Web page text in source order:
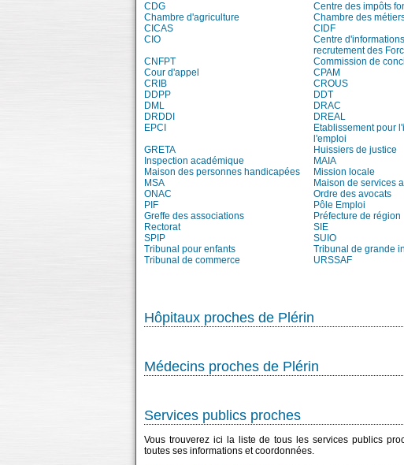
CDG
Centre des impôts
Chambre d'agriculture
Chambre des
CICAS
CIDF
CIO
Centre
recrutement des
CNFPT
Commission de
Cour d'appel
CPAM
CRIB
CROUS
DDPP
DDT
DML
DRAC
DRDDI
DREAL
EPCI
Etablissement pour
l'emploi
GRETA
Huissiers de justice
Inspection académique
MAIA
Maison des personnes handicapées
Mission locale
MSA
Maison de services
ONAC
Ordre des avocats
PIF
Pôle Emploi
Greffe des associations
Préfecture de région
Rectorat
SIE
SPIP
SUIO
Tribunal pour enfants
Tribunal de grande
Tribunal de commerce
URSSAF
Hôpitaux proches de Plérin
Médecins proches de Plérin
Services publics proches
Vous trouverez ici la liste de tous les services publics
toutes ses informations et coordonnées.